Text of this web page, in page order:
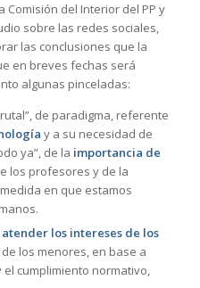
Comisión del Interior del PP y
sobre las redes sociales,
las conclusiones que la
en breves fechas será
algunas pinceladas:
de paradigma, referente
y a su necesidad de
ya”, de la importancia de
los profesores y de la
en que estamos
atender los intereses de los
los menores, en base a
el cumplimiento normativo,